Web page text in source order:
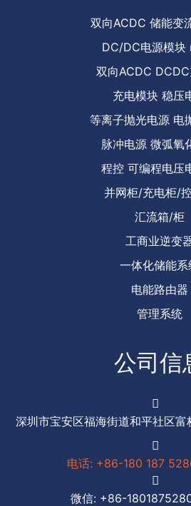
双向ACDC 储能变
DC/DC电源模块
双向ACDC
充电模块 稳压
等离子抛光电源 电
脉冲电源 微弧氧
程控 可编程电压
并网柜/充电柜/
汇流箱/柜
工商业逆变
一体化储能系
电能路由器
管理系统
公司信
深圳市宝安区福海街道和平社区
电话: +86-180 187
微信: +86-